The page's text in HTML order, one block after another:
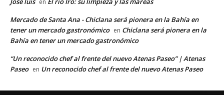
Mercado de Santa Ana - Chiclana será pionera en la Bahía en
tener un mercado gastronómico en Chiclana será pionera en la
Bahía en tener un mercado gastronómico
“Un reconocido chef al frente del nuevo Atenas Paseo” | Atenas
Paseo en Un reconocido chef al frente del nuevo Atenas Paseo